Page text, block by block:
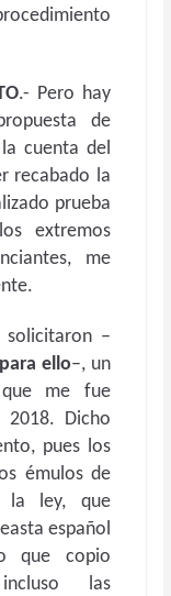
.- Pero hay
de
cuenta del
recabado la
prueba
extremos
me
solicitaron –
ello–, un
me fue
Dicho
pues los
émulos de
la ley, que
español
que copio
las